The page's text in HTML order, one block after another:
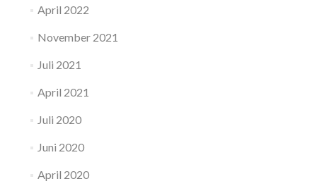
April 2022
November 2021
Juli 2021
April 2021
Juli 2020
Juni 2020
April 2020